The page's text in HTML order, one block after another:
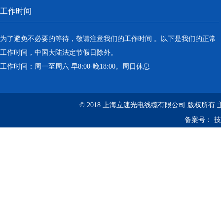
工作时间
为了避免不必要的等待，敬请注意我们的工作时间 。以下是我们的正常
工作时间，中国大陆法定节假日除外。
工作时间：周一至周六 早8:00-晚18:00。周日休息
© 2018 上海立速光电线缆有限公司 版权所有
备案号：